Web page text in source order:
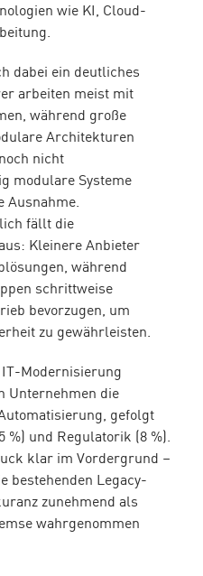
wie KI, Cloud-
dabei ein deutliches
arbeiten meist mit
während große
Architekturen
nicht
modulare Systeme
Ausnahme.
fällt die
Kleinere Anbieter
während
schrittweise
bevorzugen, um
zu gewährleisten.
Modernisierung
Unternehmen die
gefolgt
%) und Regulatorik (8 %).
klar im Vordergrund –
bestehenden Legacy-
zunehmend als
wahrgenommen